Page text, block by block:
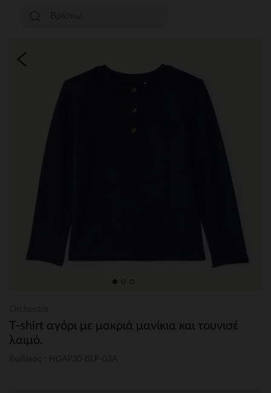
T-shirt αγόρι με μακριά μανίκια και τουνισέ
λαιμό.